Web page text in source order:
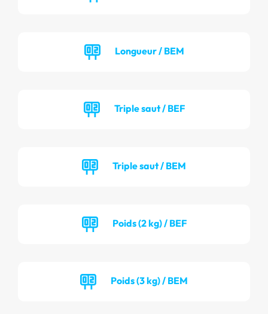
Longueur / BEM
Triple saut / BEF
Triple saut / BEM
Poids (2 kg) / BEF
Poids (3 kg) / BEM